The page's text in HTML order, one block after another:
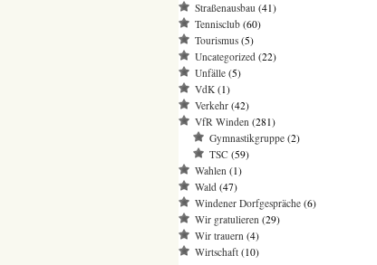
Straßenausbau (41)
Tennisclub (60)
Tourismus (5)
Uncategorized (22)
Unfälle (5)
VdK (1)
Verkehr (42)
VfR Winden (281)
Gymnastikgruppe (2)
TSC (59)
Wahlen (1)
Wald (47)
Windener Dorfgespräche (6)
Wir gratulieren (29)
Wir trauern (4)
Wirtschaft (10)